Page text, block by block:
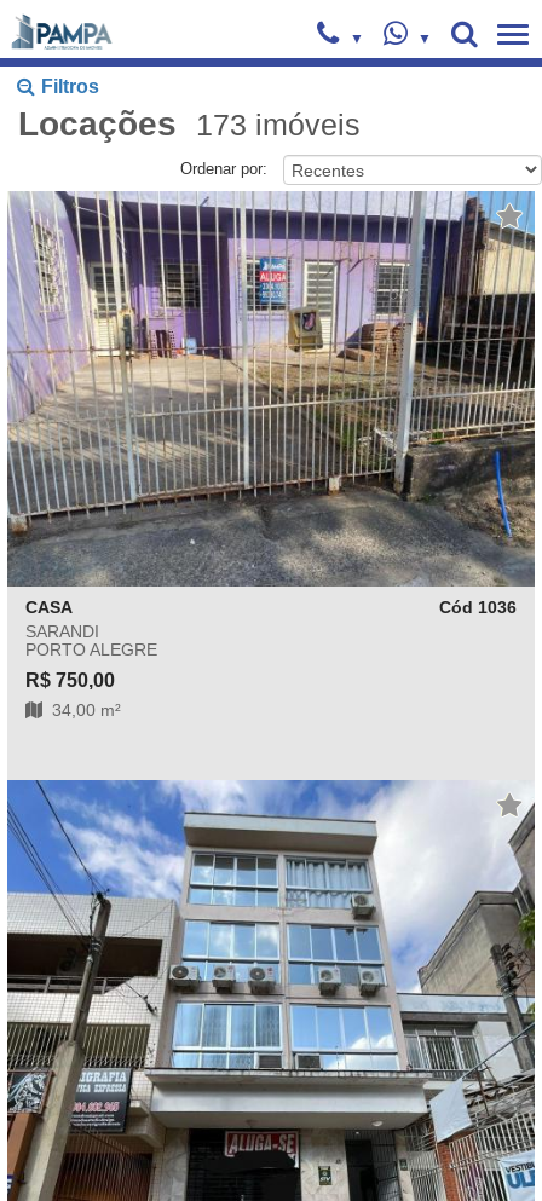
Filtros
Locações 173 imóveis
Ordenar por:
CASA
Cód 1036
SARANDI
PORTO ALEGRE
R$ 750,00
34,00 m²